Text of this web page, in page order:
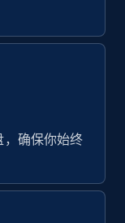
确保你始终